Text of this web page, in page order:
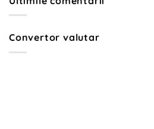
Râmnicu
Convertor valutar